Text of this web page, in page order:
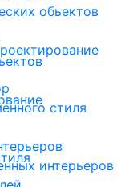
обьектов
стиля
интерьеров